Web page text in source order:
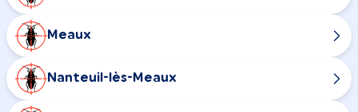
Meaux
Nanteuil-lès-Meaux